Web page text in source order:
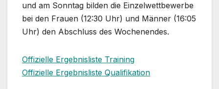
und am Sonntag bilden die Einzelwettbewerbe
bei den Frauen (12:30 Uhr) und Männer (16:05
Uhr) den Abschluss des Wochenendes.
Offizielle Ergebnisliste Training
Offizielle Ergebnisliste Qualifikation